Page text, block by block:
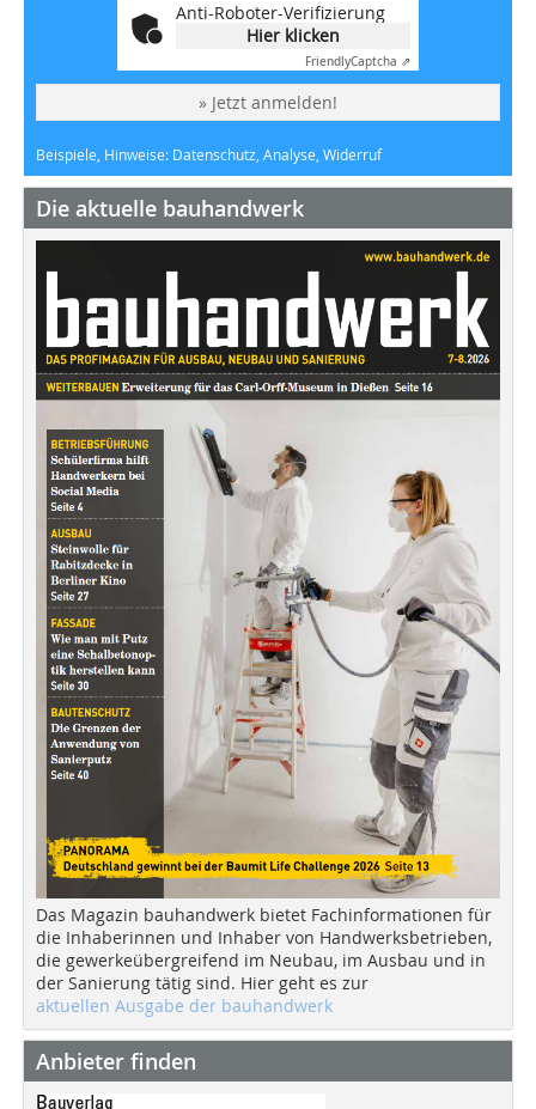
Anti-Roboter-Verifizierung
Hier klicken
FriendlyCaptcha ⇗
» Jetzt anmelden!
Beispiele, Hinweise: Datenschutz, Analyse, Widerruf
Die aktuelle bauhandwerk
Das Magazin bauhandwerk bietet Fachinformationen für
die Inhaberinnen und Inhaber von Handwerksbetrieben,
die gewerkeübergreifend im Neubau, im Ausbau und in
der Sanierung tätig sind. Hier geht es zur
aktuellen Ausgabe der bauhandwerk
Anbieter finden